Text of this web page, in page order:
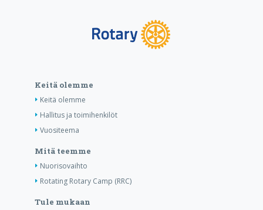
Keitä olemme
Keitä olemme
Hallitus ja toimihenkilöt
Vuositeema
Mitä teemme
Nuorisovaihto
Rotating Rotary Camp (RRC)
Tule mukaan